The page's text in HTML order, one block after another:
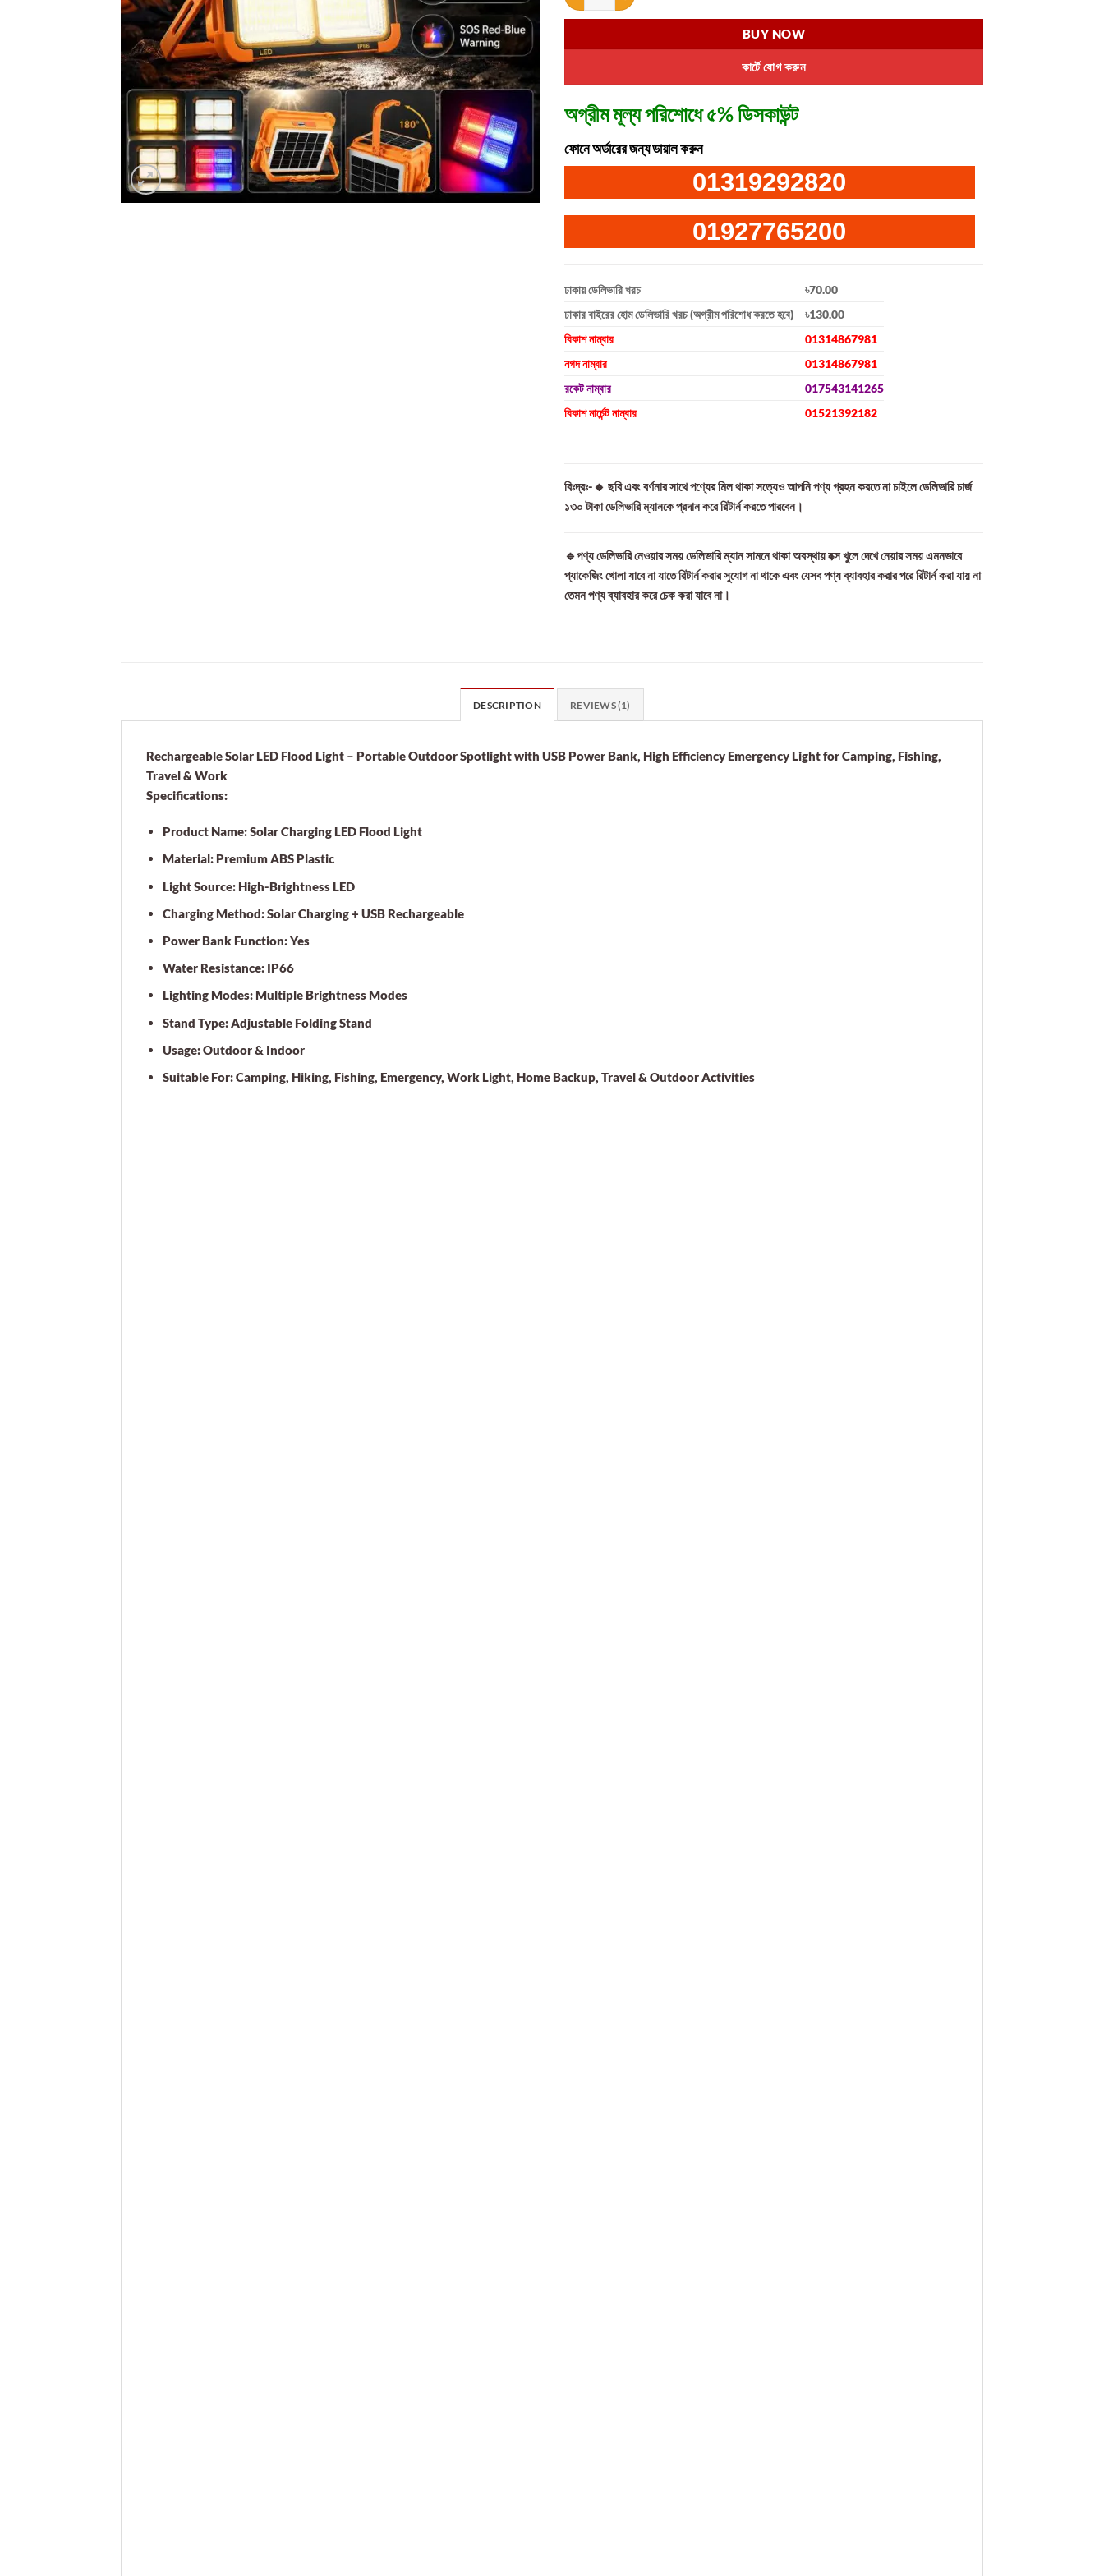
rating
৳ 2,250.00.৳ 1,290.00.
কার্টে যোগ করুন
BUY NOW
অগ্রীম মূল্য পরিশোধে ৫% ডিসকাউন্ট
ফোনে অর্ডারের জন্য ডায়াল করুন
01319292820
01927765200
ঢাকায় ডেলিভারি খরচ
৳70.00
ঢাকার বাইরের হোম ডেলিভারি খরচ (অগ্রীম পরিশোধ করতে হবে)
৳130.00
বিকাশ নাম্বার
01314867981
নগদ নাম্বার
01314867981
রকেট নাম্বার
017543141265
বিকাশ মার্চেন্ট নাম্বার
01521392182
বিঃদ্রঃ-🔸 ছবি এবং বর্ণনার সাথে পণ্যের মিল থাকা সত্যেও আপনি পণ্য গ্রহন করতে না চাইলে ডেলিভারি চার্জ
১৩০ টাকা ডেলিভারি ম্যানকে প্রদান করে রিটার্ন করতে পারবেন।
🔹পণ্য ডেলিভারি নেওয়ার সময় ডেলিভারি ম্যান সামনে থাকা অবস্থায় বক্স খুলে দেখে নেয়ার সময় এমনভাবে
প্যাকেজিং খোলা যাবে না যাতে রিটার্ন করার সুযোগ না থাকে এবং যেসব পণ্য ব্যাবহার করার পরে রিটার্ন করা যায় না
তেমন পণ্য ব্যাবহার করে চেক করা যাবে না।
DESCRIPTION REVIEWS (1)
Rechargeable Solar LED Flood Light – Portable Outdoor Spotlight with USB Power Bank, High Efficiency Emergency Light for Camping, Fishing,
Travel & Work
Specifications:
Product Name:Solar Charging LED Flood Light
Material:Premium ABS Plastic
Light Source:High-Brightness LED
Charging Method:Solar Charging + USB Rechargeable
Power Bank Function:Yes
Water Resistance:IP66
Lighting Modes:Multiple Brightness Modes
Stand Type:Adjustable Folding Stand
Usage:Outdoor & Indoor
Suitable For:Camping, Hiking, Fishing, Emergency, Work Light, Home Backup, Travel & Outdoor Activities